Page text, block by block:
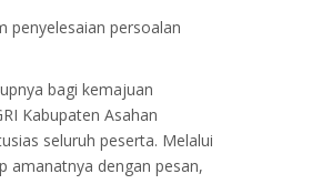
penyelesaian persoalan
bagi kemajuan
Kabupaten Asahan
seluruh peserta. Melalui
amanatnya dengan pesan,